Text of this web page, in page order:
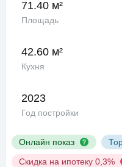
Онлайн показ
Скидка на ипотеку 0,3%
71.40 м²
Площадь
42.60 м²
Кухня
2023
Год постройки